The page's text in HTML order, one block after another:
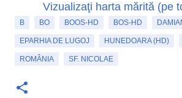
Vizualizaţi harta mărită (pe
B BO BOOS-HD BOS-HD
EPARHIA DE LUGOJ HUNEDOARA (HD)
ROMÂNIA SF. NICOLAE